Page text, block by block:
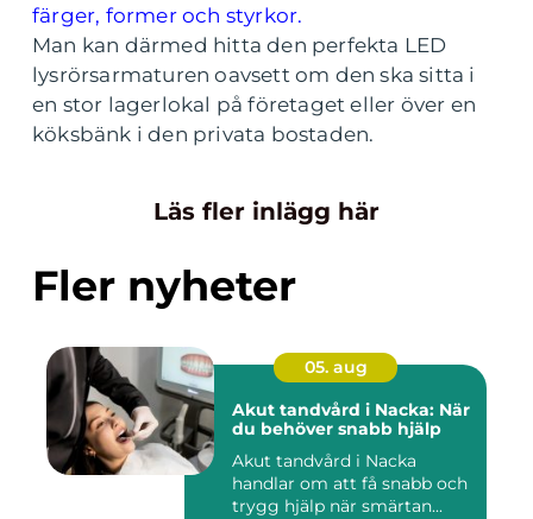
färger, former och styrkor.
Man kan därmed hitta den perfekta LED
lysrörsarmaturen oavsett om den ska sitta i
en stor lagerlokal på företaget eller över en
köksbänk i den privata bostaden.
Läs fler inlägg här
Fler nyheter
05. aug
Akut tandvård i Nacka: När
du behöver snabb hjälp
Akut tandvård i Nacka
handlar om att få snabb och
trygg hjälp när smärtan...